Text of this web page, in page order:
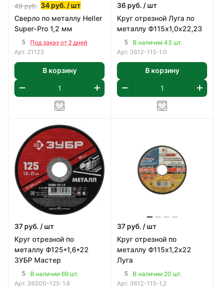
49руб. 34 руб. / шт
Сверло по металлу Heller
Super-Pro 1,2 мм
5
Под заказ от 2 дней
Арт. 21123
В корзину
36 руб. / шт
Круг отрезной Луга по
металлу Ф115х1,0х22,23
5
В наличии 43 шт.
Арт. 3612-115-1.0
В корзину
37 руб. / шт
Круг отрезной по
металлу Ф125*1,6*22
ЗУБР Мастер
5
В наличии 69 шт.
Арт. 36300-125-1.6
37 руб. / шт
Круг отрезной по
металлу Ф115х1,2х22
Луга
5
В наличии 20 шт.
Арт. 3612-115-1,2